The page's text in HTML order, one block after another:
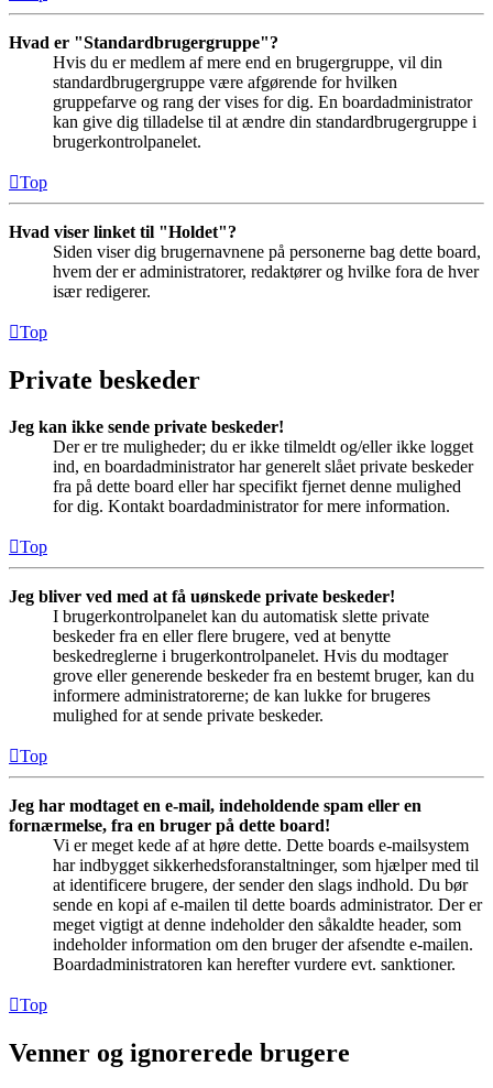
Hvad er "Standardbrugergruppe"?
Hvis du er medlem af mere end en brugergruppe, vil din
standardbrugergruppe være afgørende for hvilken
gruppefarve og rang der vises for dig. En boardadministrator
kan give dig tilladelse til at ændre din standardbrugergruppe i
brugerkontrolpanelet.
Top
Hvad viser linket til "Holdet"?
Siden viser dig brugernavnene på personerne bag dette board,
hvem der er administratorer, redaktører og hvilke fora de hver
især redigerer.
Top
Private beskeder
Jeg kan ikke sende private beskeder!
Der er tre muligheder; du er ikke tilmeldt og/eller ikke logget
ind, en boardadministrator har generelt slået private beskeder
fra på dette board eller har specifikt fjernet denne mulighed
for dig. Kontakt boardadministrator for mere information.
Top
Jeg bliver ved med at få uønskede private beskeder!
I brugerkontrolpanelet kan du automatisk slette private
beskeder fra en eller flere brugere, ved at benytte
beskedreglerne i brugerkontrolpanelet. Hvis du modtager
grove eller generende beskeder fra en bestemt bruger, kan du
informere administratorerne; de kan lukke for brugeres
mulighed for at sende private beskeder.
Top
Jeg har modtaget en e-mail, indeholdende spam eller en
fornærmelse, fra en bruger på dette board!
Vi er meget kede af at høre dette. Dette boards e-mailsystem
har indbygget sikkerhedsforanstaltninger, som hjælper med til
at identificere brugere, der sender den slags indhold. Du bør
sende en kopi af e-mailen til dette boards administrator. Der er
meget vigtigt at denne indeholder den såkaldte header, som
indeholder information om den bruger der afsendte e-mailen.
Boardadministratoren kan herefter vurdere evt. sanktioner.
Top
Venner og ignorerede brugere